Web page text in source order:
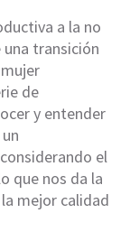
a la no
una transición
de
y entender
el
que nos da la
mejor calidad